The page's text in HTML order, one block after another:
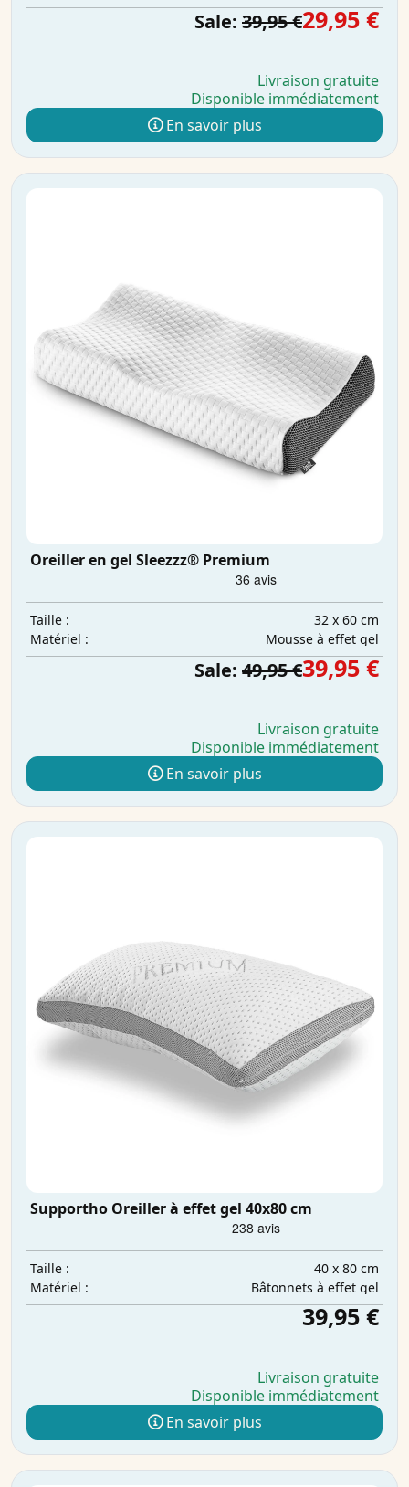
Sale: 39,95 €29,95 €
Livraison gratuite
Disponible immédiatement
En savoir plus
Oreiller en gel Sleezzz® Premium
Taille :
32 x 60 cm
Matériel :
Mousse à effet gel
Sale: 49,95 €39,95 €
Livraison gratuite
Disponible immédiatement
En savoir plus
Supportho Oreiller à effet gel 40x80 cm
Taille :
40 x 80 cm
Matériel :
Bâtonnets à effet gel
39,95 €
Livraison gratuite
Disponible immédiatement
En savoir plus